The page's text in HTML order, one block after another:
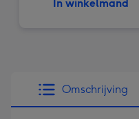
In winkelmand
Omschrijving